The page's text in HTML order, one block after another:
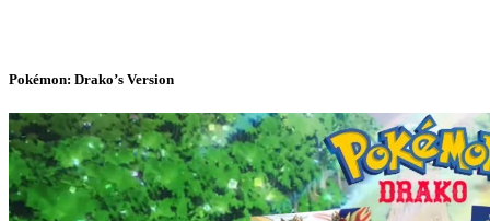
Pokémon: Drako’s Version